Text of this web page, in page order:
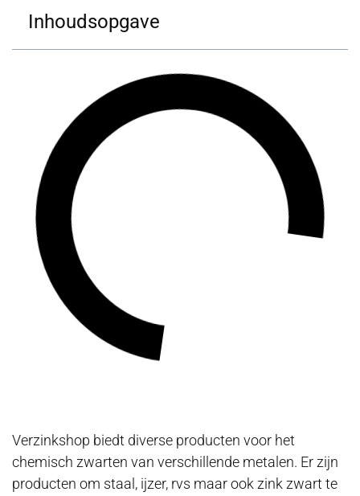
Inhoudsopgave
Verzinkshop biedt diverse producten voor het
chemisch zwarten van verschillende metalen. Er zijn
producten om staal, ijzer, rvs maar ook zink zwart te